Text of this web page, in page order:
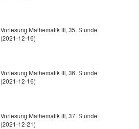
Vorlesung Mathematik III, 35. Stunde
(2021-12-16)
Vorlesung Mathematik III, 36. Stunde
(2021-12-16)
Vorlesung Mathematik III, 37. Stunde
(2021-12-21)